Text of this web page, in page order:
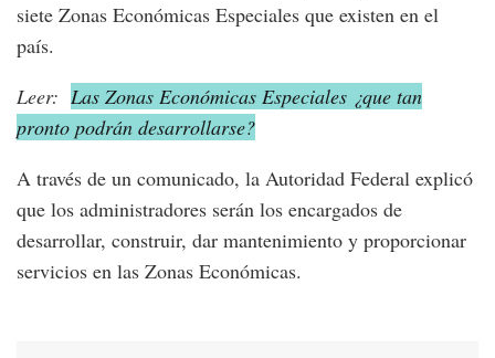
siete Zonas Económicas Especiales que existen en el
país.
Leer: Las Zonas Económicas Especiales ¿que tan
pronto podrán desarrollarse?
A través de un comunicado, la Autoridad Federal explicó
que los administradores serán los encargados de
desarrollar, construir, dar mantenimiento y proporcionar
servicios en las Zonas Económicas.